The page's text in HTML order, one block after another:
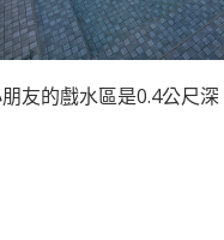
友的戲水區是0.4公尺深